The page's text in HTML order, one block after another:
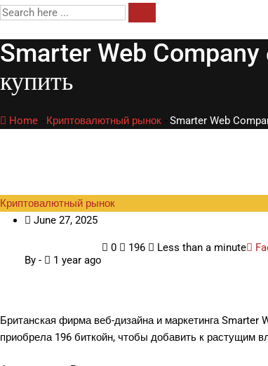
Smarter Web Company
купить
Home Криптовалютный рынок Smarter Web
Криптовалютный рынок
June 27, 2025
By - 1 year ago
0 196 Less than a minute
Британская фирма веб-дизайна и маркетинга
приобрела 196 биткойн, чтобы добавить к растущим